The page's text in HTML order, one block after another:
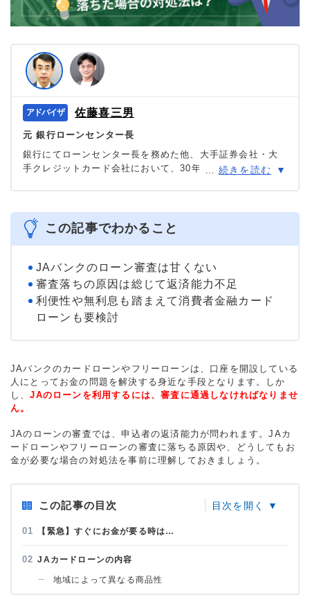
佐藤喜三男
元 銀行ローンセンター長
銀行にてローンセンター長を務めた他、大手証券会社・大
手クレジットカード会社において、30年に渡り審査を中心
て、多くの消費者の力になっている。
＞＞公式ページ
続きを読む
この記事でわかること
JAバンクのローン審査は甘くない
審査落ちの原因は総じて返済能力不足
利便性や無利息も踏まえて消費者金融カード
ローンも要検討
JAバンクのカードローンやフリーローンは、口座を開設している
人にとってお金の問題を解決する身近な手段となります。しか
し、JAのローンを利用するには、審査に通過しなければなりませ
ん。
JAのローンの審査では、申込者の返済能力が問われます。JAカ
ードローンやフリーローンの審査に落ちる原因や、どうしてもお
金が必要な場合の対処法を事前に理解しておきましょう。
この記事の目次
【緊急】すぐにお金が要る時は…
JAカードローンの内容
地域によって異なる商品性